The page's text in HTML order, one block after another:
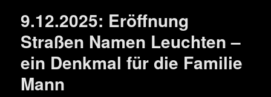
9.12.2025: Eröffnung
Straßen Namen Leuchten –
ein Denkmal für die Familie
Mann